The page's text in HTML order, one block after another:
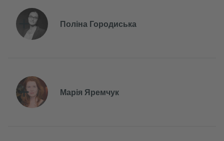
Поліна Городиська
Марія Яремчук